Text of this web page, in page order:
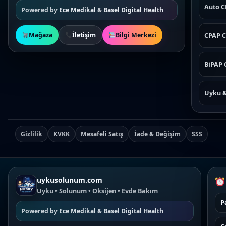
Powered by Ece Medikal & Basel Digital Health
Mağaza İletişim Bilgi Merkezi
Auto
CPAP
BiPAP
Uyku
Gizlilik KVKK Mesafeli Satış İade & Değişim SSS
uykusolunum.com
Uyku • Solunum • Oksijen • Evde Bakım
Powered by Ece Medikal & Basel Digital Health